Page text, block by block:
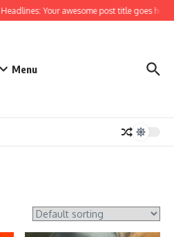
Your awesome post title goes here
Menu